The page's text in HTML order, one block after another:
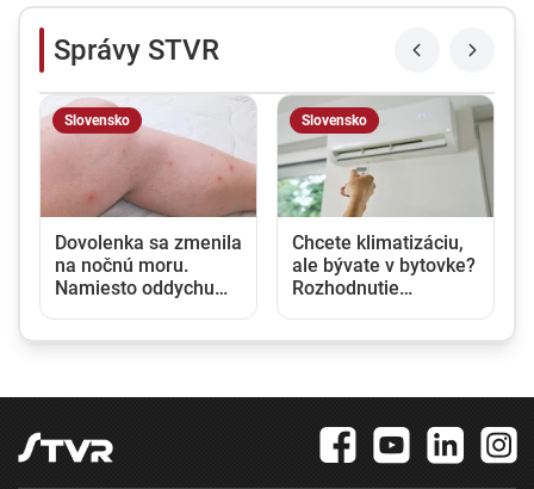
Správy STVR
Slovensko
Dovolenka sa zmenila
na nočnú moru.
Namiesto oddychu
Slovensko
Chcete klimatizáciu,
ale bývate v bytovke?
Rozhodnutie